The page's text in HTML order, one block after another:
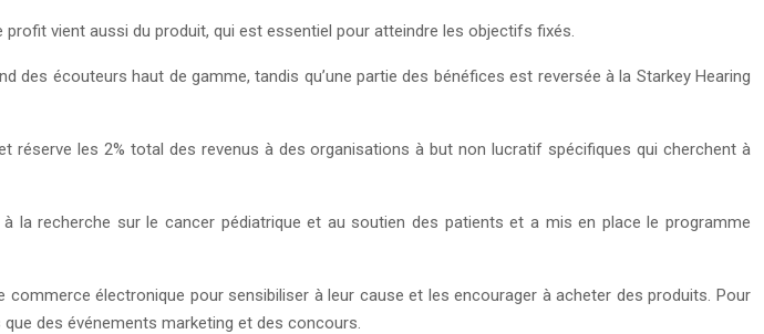
vient aussi du produit, qui est essentiel pour atteindre les objectifs fixés.
écouteurs haut de gamme, tandis qu’une partie des bénéfices est reversée à la Starkey Hearing
les 2% total des revenus à des organisations à but non lucratif spécifiques qui cherchent à
recherche sur le cancer pédiatrique et au soutien des patients et a mis en place le programme
électronique pour sensibiliser à leur cause et les encourager à acheter des produits. Pour
des événements marketing et des concours.